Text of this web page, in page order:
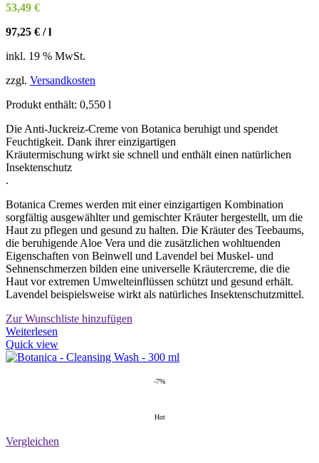
53,49 €
97,25 € /l
inkl. 19 % MwSt.
zzgl. Versandkosten
Produkt enthält: 0,550 l
Die Anti-Juckreiz-Creme von Botanica beruhigt und spendet
Feuchtigkeit. Dank ihrer einzigartigen
Kräutermischung wirkt sie schnell und enthält einen natürlichen
Insektenschutz
.
Botanica Cremes werden mit einer einzigartigen Kombination
sorgfältig ausgewählter und gemischter Kräuter hergestellt, um die
Haut zu pflegen und gesund zu halten. Die Kräuter des Teebaums,
die beruhigende Aloe Vera und die zusätzlichen wohltuenden
Eigenschaften von Beinwell und Lavendel bei Muskel- und
Sehnenschmerzen bilden eine universelle Kräutercreme, die die
Haut vor extremen Umwelteinflüssen schützt und gesund erhält.
Lavendel beispielsweise wirkt als natürliches Insektenschutzmittel.
Zur Wunschliste hinzufügen
Weiterlesen
Quick view
-7%
Hot
Vergleichen